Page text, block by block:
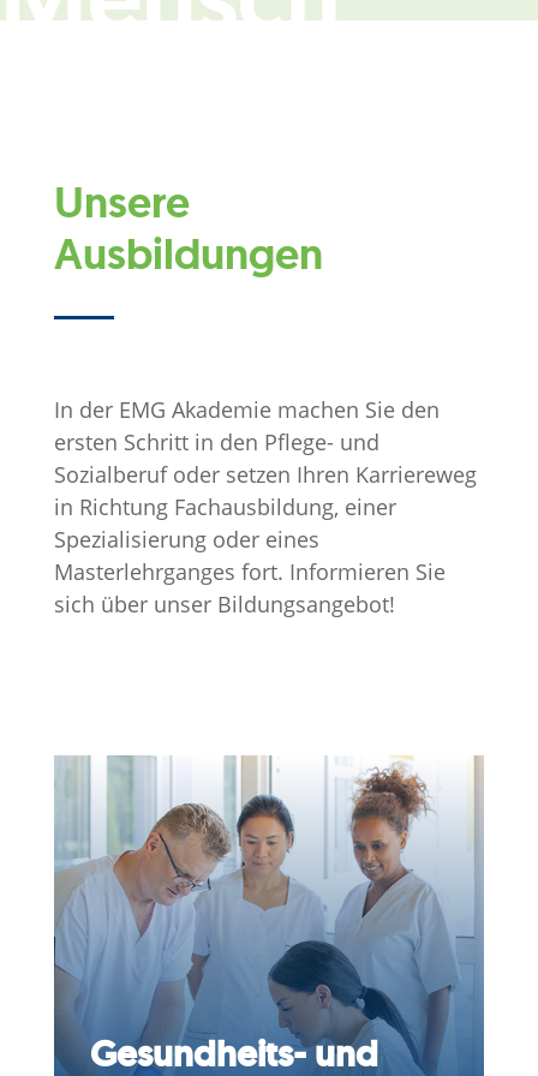
Unsere
Ausbildungen
In der EMG Akademie machen Sie den
ersten Schritt in den Pflege- und
Sozialberuf oder setzen Ihren Karriereweg
in Richtung Fachausbildung, einer
Spezialisierung oder eines
Masterlehrganges fort. Informieren Sie
sich über unser Bildungsangebot!
Gesundheits- und